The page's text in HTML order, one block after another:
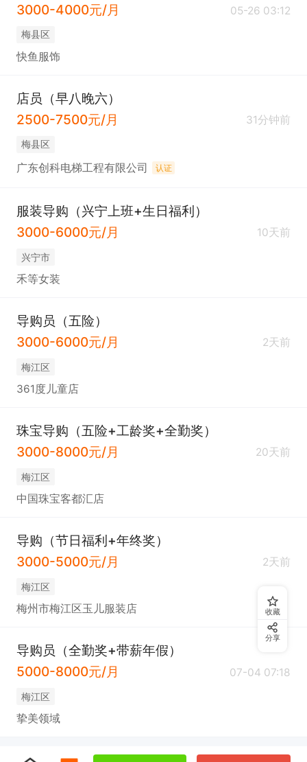
3000-4000元/月
05-26 03:12
梅县区
快鱼服饰
店员（早八晚六）
2500-7500元/月
31分钟前
梅县区
广东创科电梯工程有限公司 认证
服装导购（兴宁上班+生日福利）
3000-6000元/月
10天前
兴宁市
禾等女装
导购员（五险）
3000-6000元/月
2天前
梅江区
361度儿童店
珠宝导购（五险+工龄奖+全勤奖）
3000-8000元/月
20天前
梅江区
中国珠宝客都汇店
导购（节日福利+年终奖）
3000-5000元/月
2天前
梅江区
梅州市梅江区玉儿服装店
导购员（全勤奖+带薪年假）
5000-8000元/月
07-04 07:18
梅江区
挚美领域
收藏
分享